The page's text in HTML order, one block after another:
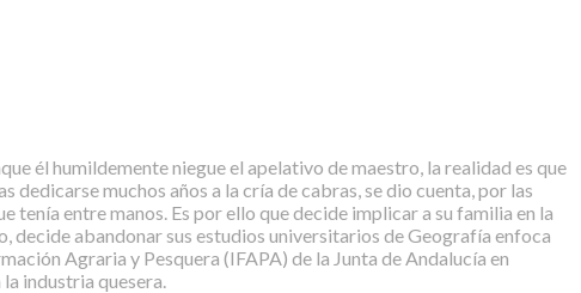
él humildemente niegue el apelativo de maestro, la realidad es que
muchos años a la cría de cabras, se dio cuenta, por las
entre manos. Es por ello que decide implicar a su familia en la
decide abandonar sus estudios universitarios de Geografía enfoca
Agraria y Pesquera (IFAPA) de la Junta de Andalucía en
industria quesera.